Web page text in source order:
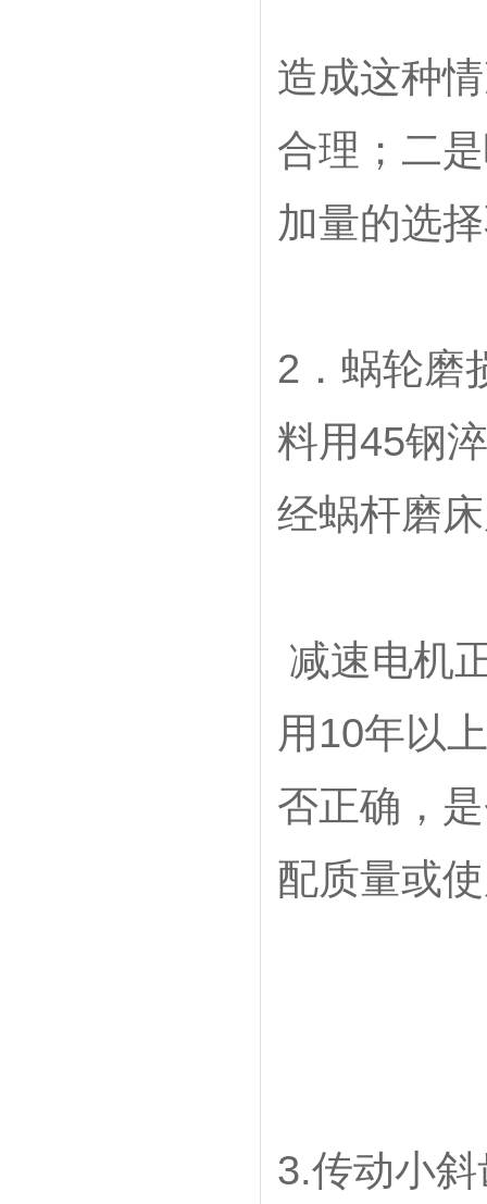
造成这种
合理；二
加量的选
2．蜗轮磨
料用45钢
经蜗杆磨
减速电机
用10年以
否正确，
配质量或
3.传动小